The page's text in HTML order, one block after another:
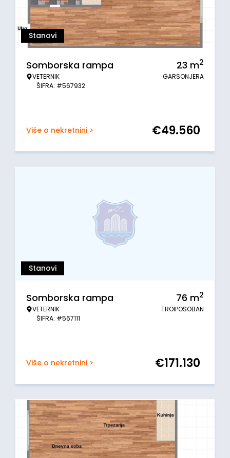
Stanovi
Somborska rampa
VETERNIK
ŠIFRA: #567932
23 m2
GARSONJERA
Više o nekretnini > €49.560
Stanovi
Somborska rampa
VETERNIK
ŠIFRA: #567111
76 m2
TROIPOSOBAN
Više o nekretnini > €171.130